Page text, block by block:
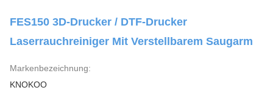
FES150 3D-Drucker / DTF-Drucker
Laserrauchreiniger Mit Verstellbarem Saugarm
Markenbezeichnung:
KNOKOO